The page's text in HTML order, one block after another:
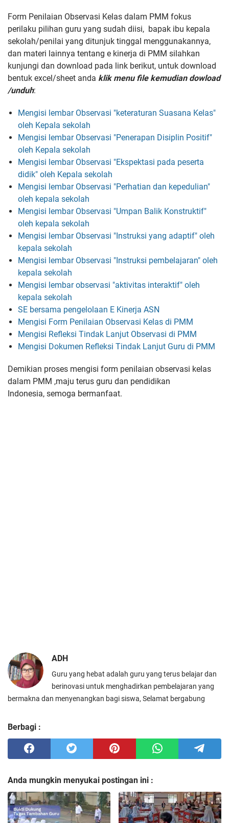
Form Penilaian Observasi Kelas dalam PMM fokus
perilaku pilihan guru yang sudah diisi, bapak ibu kepala
sekolah/penilai yang ditunjuk tinggal menggunakannya,
dan materi lainnya tentang e kinerja di PMM silahkan
kunjungi dan download pada link berikut, untuk download
bentuk excel/sheet anda klik menu file kemudian dowload
/unduh:
Mengisi lembar Observasi "keteraturan Suasana Kelas"
oleh Kepala sekolah
Mengisi lembar Observasi "Penerapan Disiplin Positif"
oleh Kepala sekolah
Mengisi lembar Observasi "Ekspektasi pada peserta
didik" oleh Kepala sekolah
Mengisi lembar Observasi "Perhatian dan kepedulian"
oleh kepala sekolah
Mengisi lembar Observasi "Umpan Balik Konstruktif"
oleh kepala sekolah
Mengisi lembar Observasi "Instruksi yang adaptif" oleh
kepala sekolah
Mengisi lembar Observasi "Instruksi pembelajaran" oleh
kepala sekolah
Mengisi lembar observasi "aktivitas interaktif" oleh
kepala sekolah
SE bersama pengelolaan E Kinerja ASN
Mengisi Form Penilaian Observasi Kelas di PMM
Mengisi Refleksi Tindak Lanjut Observasi di PMM
Mengisi Dokumen Refleksi Tindak Lanjut Guru di PMM
Demikian proses mengisi form penilaian observasi kelas
dalam PMM ,maju terus guru dan pendidikan
Indonesia, semoga bermanfaat.
ADH
Guru yang hebat adalah guru yang terus belajar dan
berinovasi untuk menghadirkan pembelajaran yang
bermakna dan menyenangkan bagi siswa, Selamat bergabung
Berbagi :
Anda mungkin menyukai postingan ini :